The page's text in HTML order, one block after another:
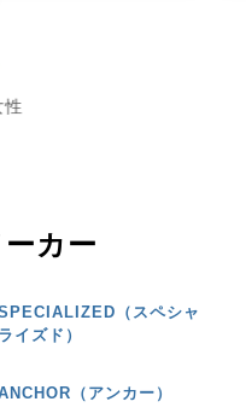
性
カー
（スペシャ
ライズド）
（アンカー）